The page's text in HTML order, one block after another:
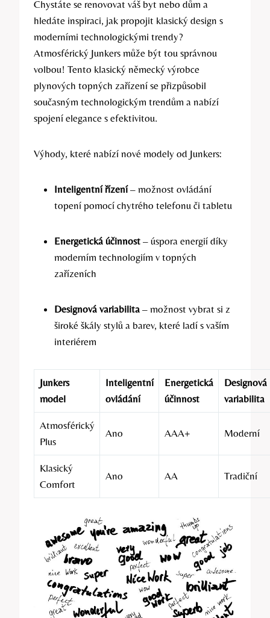
Chystáte se renovovat váš byt nebo dům a
hledáte inspiraci, jak propojit klasický design s
moderními technologickými trendy?
Atmosférický Junkers může být tou správnou
volbou! Tento klasický německý výrobce
plynových topných zařízení se přizpůsobil
současným technologickým trendům a nabízí
spojení elegance s efektivitou.
Výhody, které nabízí nové modely od Junkers:
Inteligentní řízení– možnost ovládání
topení pomocí chytrého telefonu či tabletu
Energetická účinnost – úspora energií díky
moderním technologiím v topných
zařízeních
Designová variabilita – možnost vybrat si z
široké škály stylů a barev, které ladí s vaším
interiérem
Junkers
model
Inteligentní
ovládání
Energetická
účinnost
Designová
variabilita
Atmosférický
Plus
Ano AAA+ Moderní
Klasický
Comfort
Ano AA Tradiční